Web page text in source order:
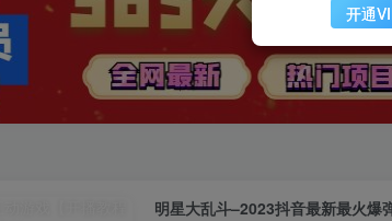
明星大乱斗–2023抖音最新最火爆
开通